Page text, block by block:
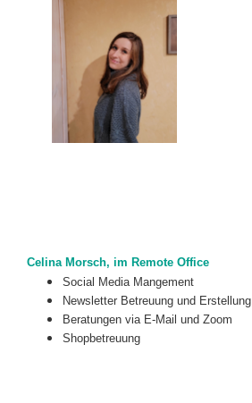
Celina Morsch, im Remote Office
Social Media Mangement
Newsletter Betreuung und Erstellung
Beratungen via E-Mail und Zoom
Shopbetreuung